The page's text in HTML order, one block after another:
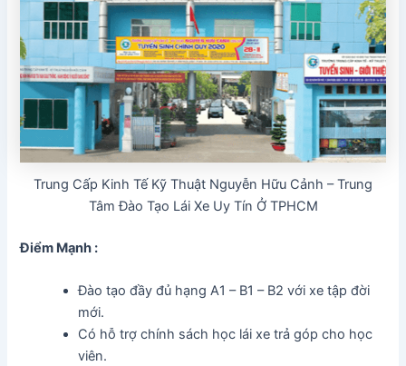
Trung Cấp Kinh Tế Kỹ Thuật Nguyễn Hữu Cảnh – Trung
Tâm Đào Tạo Lái Xe Uy Tín Ở TPHCM
Điểm Mạnh :
Đào tạo đầy đủ hạng A1 – B1 – B2 với xe tập đời
mới.
Có hỗ trợ chính sách học lái xe trả góp cho học
viên.